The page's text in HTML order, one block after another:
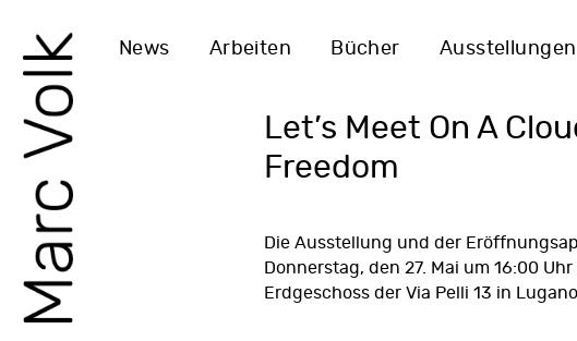
News Arbeiten Bücher Ausstellungen
Let’s Meet On A
Freedom
Die Ausstellung und der
Donnerstag, den 27. Mai um 16:00 Uhr
Erdgeschoss der Via Pelli 13 in